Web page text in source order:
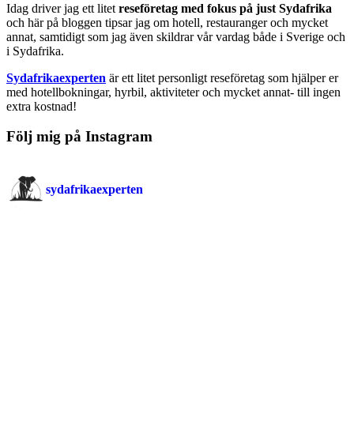
Idag driver jag ett litet reseföretag med fokus på just Sydafrika
och här på bloggen tipsar jag om hotell, restauranger och mycket
annat, samtidigt som jag även skildrar vår vardag både i Sverige och
i Sydafrika.
Sydafrikaexperten är ett litet personligt reseföretag som hjälper er
med hotellbokningar, hyrbil, aktiviteter och mycket annat- till ingen
extra kostnad!
Följ mig på Instagram
sydafrikaexperten